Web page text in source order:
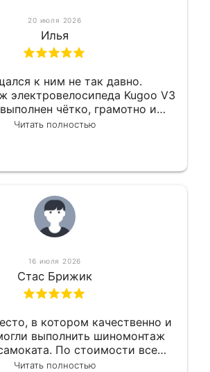
20 июля 2026
Илья
к ним не так давно.
электровелосипеда Kugoo V3
чётко, грамотно и
Всё сделано
Читать полностью
16 июля 2026
Стас Брижик
в котором качественно и
выполнить шиномонтаж
По стоимости все
приемлемо хочу сказать.
Читать полностью